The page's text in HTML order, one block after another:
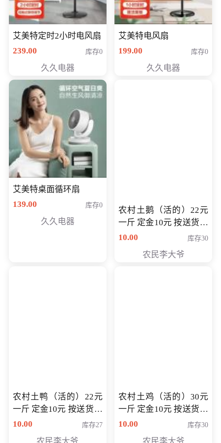
艾美特定时2小时电风扇
239.00
库存0
久久电器
艾美特电风扇
199.00
库存0
久久电器
艾美特桌面循环扇
139.00
库存0
久久电器
农村土鹅（活的）22元
一斤 定金10元 按送货交
付时秤重计算货款 定金
10.00 库存30
农民李大爷
农村土鸭（活的）22元
一斤 定金10元 按送货交
付时秤重计算货款 定金
10.00 库存27
农村土鸡（活的）30元
一斤 定金10元 按送货交
付时秤重计算货款 定金
10.00 库存30